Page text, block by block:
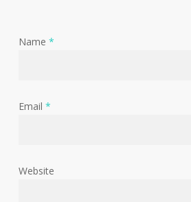
Name *
Email *
Website